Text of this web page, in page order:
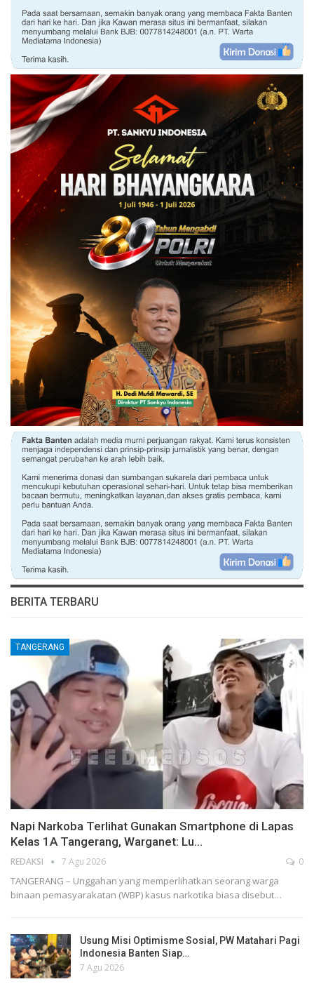
BERITA TERBARU
TANGERANG
Napi Narkoba Terlihat Gunakan Smartphone di Lapas
Kelas 1A Tangerang, Warganet: Lu…
REDAKSI 7 Agu 2026 0
TANGERANG – Unggahan yang memperlihatkan seorang warga
binaan pemasyarakatan (WBP) kasus narkotika biasa disebut…
Usung Misi Optimisme Sosial, PW Matahari Pagi
Indonesia Banten Siap…
7 Agu 2026